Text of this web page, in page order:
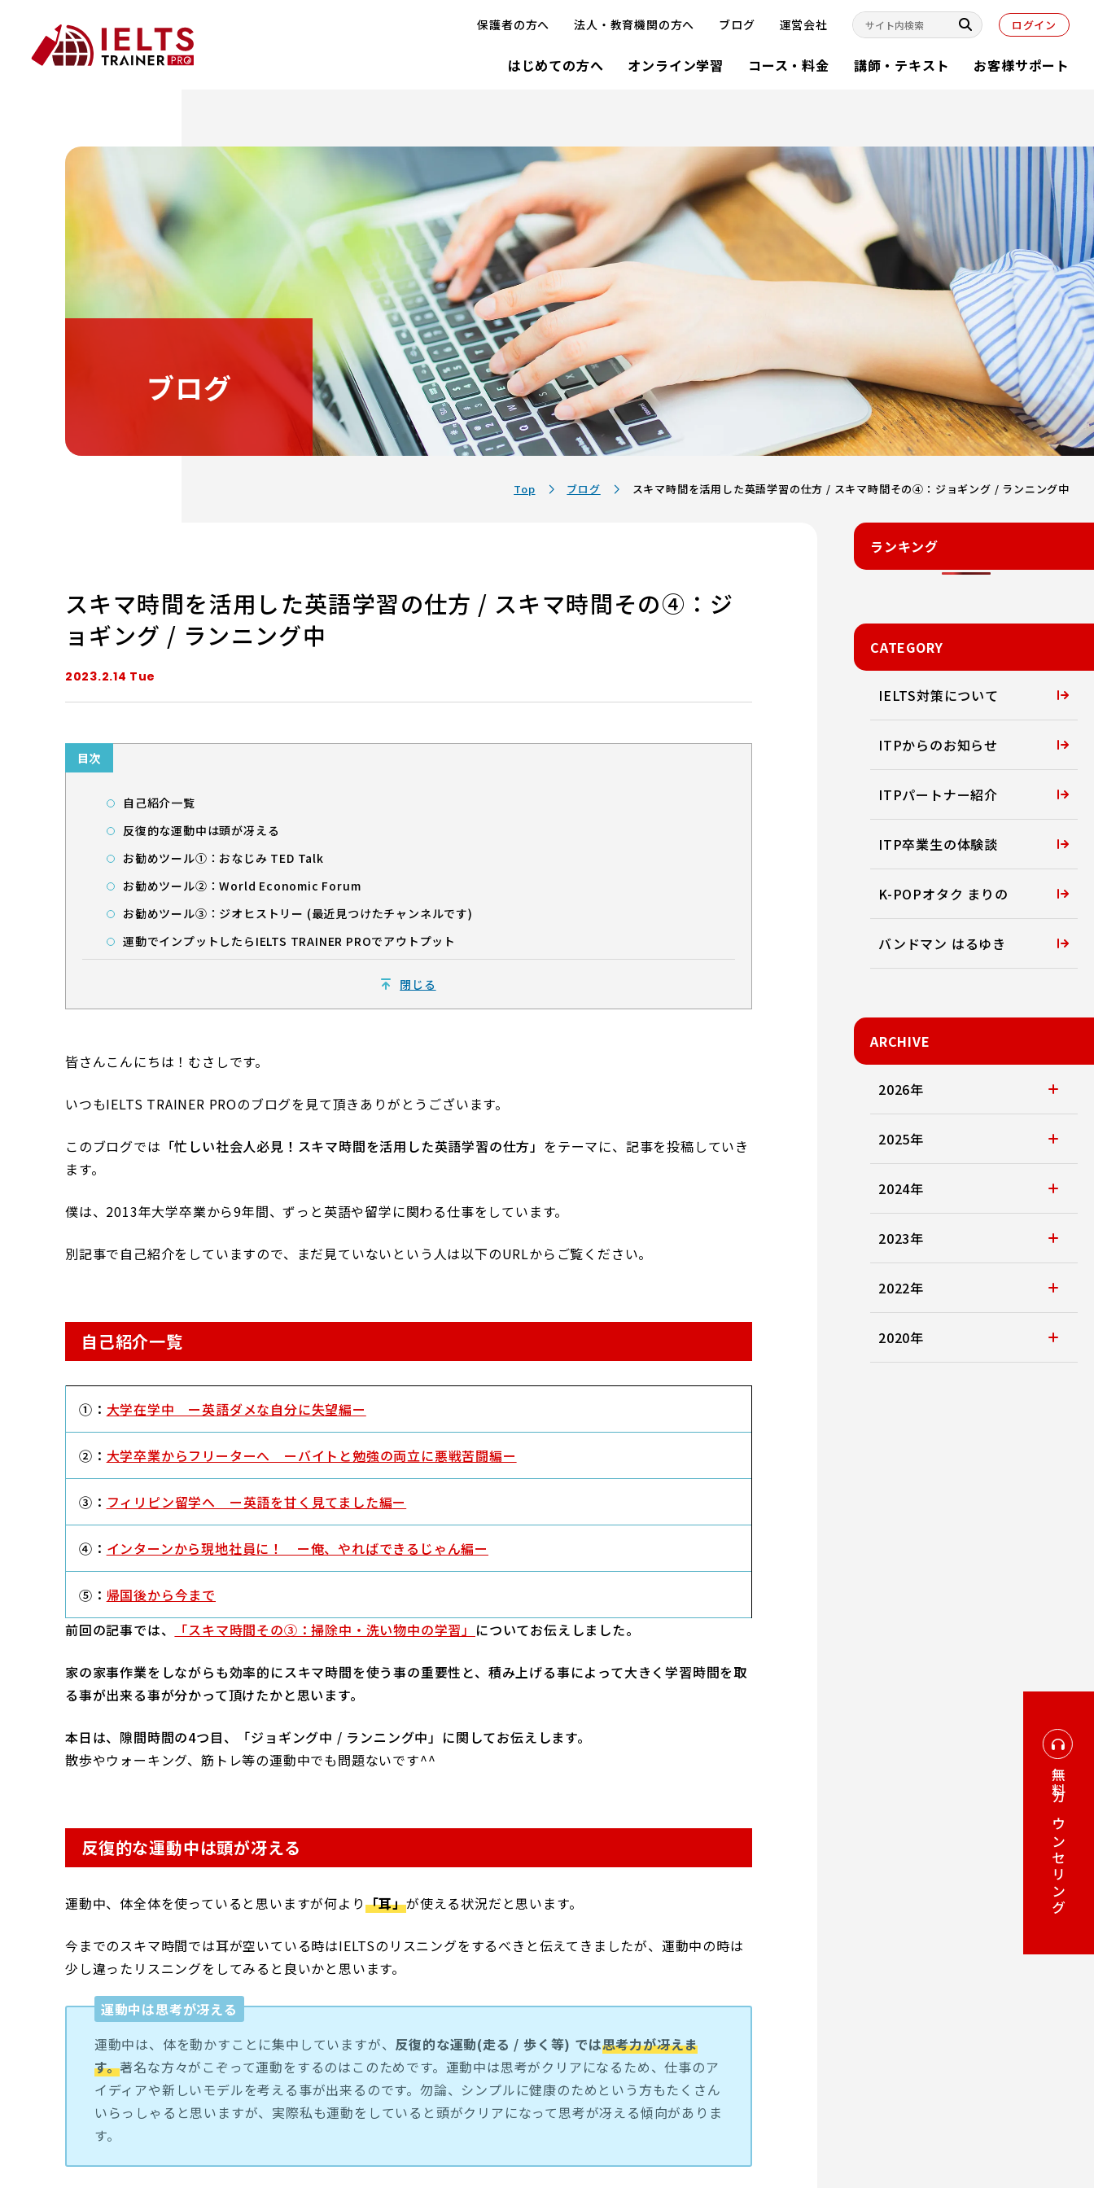
はじめての方へ オンライン学習 コース・料金 講師・テキスト お客様サポート
保護者の方へ 法人・教育機関の方へ ブログ 運営会社 ログイン
ブログ
Top ブログ スキマ時間を活用した英語学習の仕方 / スキマ時間その④：ジョギング / ランニング中
スキマ時間を活用した英語学習の仕方 / スキマ時間その④：ジ
ョギング / ランニング中
2023.2.14 Tue
目次
自己紹介一覧
反復的な運動中は頭が冴える
お勧めツール➀：おなじみ TED Talk
お勧めツール②：World Economic Forum
お勧めツール③：ジオヒストリー (最近見つけたチャンネルです)
運動でインプットしたらIELTS TRAINER PROでアウトプット
閉じる
皆さんこんにちは！むさしです。
いつもIELTS TRAINER PROのブログを見て頂きありがとうございます。
このブログでは 「忙しい社会人必見！スキマ時間を活用した英語学習の仕方」 をテーマに、記事を投稿していき
ます。
僕は、2013年大学卒業から9年間、ずっと英語や留学に関わる仕事をしています。
別記事で自己紹介をしていますので、まだ見ていないという人は以下のURLからご覧ください。
自己紹介一覧
➀： 大学在学中 ー英語ダメな自分に失望編ー
②： 大学卒業からフリーターへ ーバイトと勉強の両立に悪戦苦闘編ー
③： フィリピン留学へ ー英語を甘く見てました編ー
④： インターンから現地社員に！ ー俺、やればできるじゃん編ー
⑤： 帰国後から今まで
前回の記事では、
「スキマ時間その③：掃除中・洗い物中の学習」 についてお伝えしました。
家の家事作業をしながらも効率的にスキマ時間を使う事の重要性と、積み上げる事によって大きく学習時間を取
る事が出来る事が分かって頂けたかと思います。
本日は、隙間時間の4つ目、「ジョギング中 / ランニング中」に関してお伝えします。
散歩やウォーキング、筋トレ等の運動中でも問題ないです^^
反復的な運動中は頭が冴える
運動中、体全体を使っていると思いますが何より「耳」が使える状況だと思います。
今までのスキマ時間では耳が空いている時はIELTSのリスニングをするべきと伝えてきましたが、運動中の時は
少し違ったリスニングをしてみると良いかと思います。
運動中は思考が冴える
運動中は、体を動かすことに集中していますが、 反復的な運動(走る / 歩く等) では思考力が冴えま
す。著名な方々がこぞって運動をするのはこのためです。運動中は思考がクリアになるため、仕事のア
イディアや新しいモデルを考える事が出来るのです。勿論、シンプルに健康のためという方もたくさん
いらっしゃると思いますが、実際私も運動をしていると頭がクリアになって思考が冴える傾向がありま
す。
ランキング
CATEGORY
IELTS対策について
ITPからのお知らせ
ITPパートナー紹介
ITP卒業生の体験談
K-POPオタク まりの
バンドマン はるゆき
ARCHIVE
2026年
2025年
2024年
2023年
2022年
2020年
無料
カウンセリング